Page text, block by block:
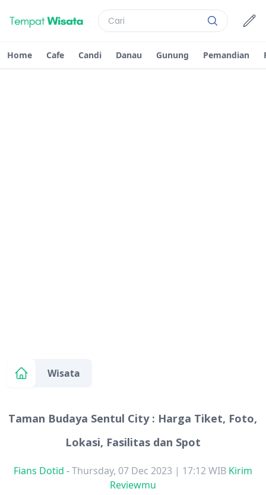
Home Cafe Candi Danau Gunung Pemandian
Wisata
Taman Budaya Sentul City : Harga Tiket, Foto,
Lokasi, Fasilitas dan Spot
Fians Dotid -Thursday, 07 Dec 2023 | 17:12 WIB Kirim
Reviewmu